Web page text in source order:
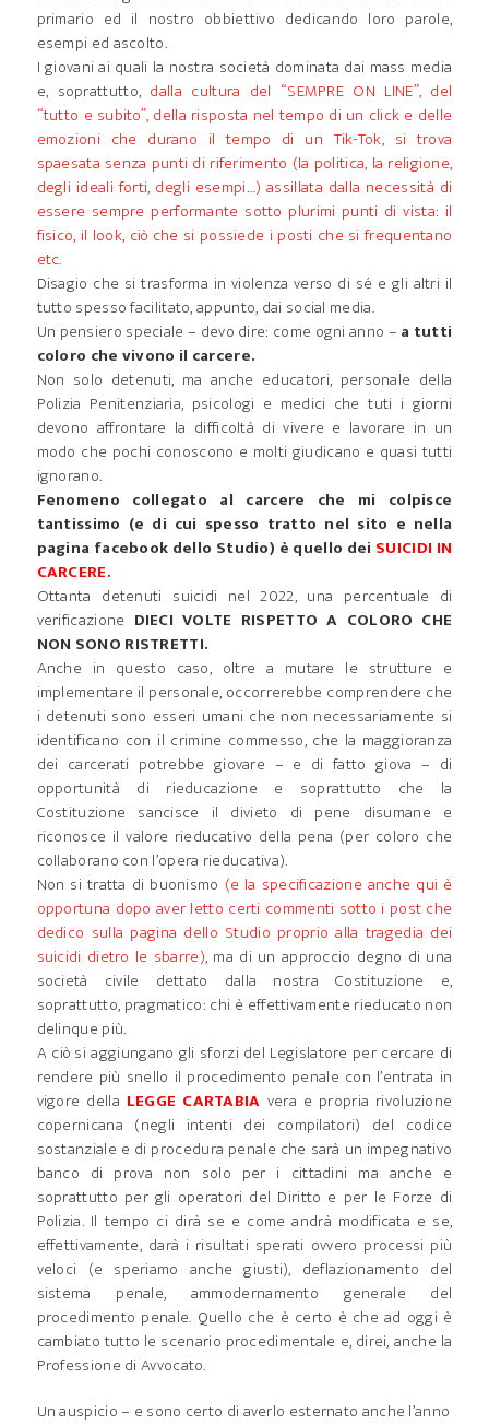
primario ed il nostro obbiettivo dedicando loro parole,
esempi ed ascolto.
I giovani ai quali la nostra società dominata dai mass media
e, soprattutto, dalla cultura del “SEMPRE ON LINE”, del
“tutto e subito”, della risposta nel tempo di un click e delle
emozioni che durano il tempo di un Tik-Tok, si trova
spaesata senza punti di riferimento (la politica, la religione,
degli ideali forti, degli esempi…) assillata dalla necessità di
essere sempre performante sotto plurimi punti di vista: il
fisico, il look, ciò che si possiede i posti che si frequentano
etc.
Disagio che si trasforma in violenza verso di sé e gli altri il
tutto spesso facilitato, appunto, dai social media.
Un pensiero speciale – devo dire: come ogni anno – a tutti
coloro che vivono il carcere.
Non solo detenuti, ma anche educatori, personale della
Polizia Penitenziaria, psicologi e medici che tuti i giorni
devono affrontare la difficoltà di vivere e lavorare in un
modo che pochi conoscono e molti giudicano e quasi tutti
ignorano.
Fenomeno collegato al carcere che mi colpisce
tantissimo (e di cui spesso tratto nel sito e nella
pagina facebook dello Studio) è quello dei SUICIDI IN
CARCERE.
Ottanta detenuti suicidi nel 2022, una percentuale di
verificazione DIECI VOLTE RISPETTO A COLORO CHE
NON SONO RISTRETTI.
Anche in questo caso, oltre a mutare le strutture e
implementare il personale, occorrerebbe comprendere che
i detenuti sono esseri umani che non necessariamente si
identificano con il crimine commesso, che la maggioranza
dei carcerati potrebbe giovare – e di fatto giova – di
opportunità di rieducazione e soprattutto che la
Costituzione sancisce il divieto di pene disumane e
riconosce il valore rieducativo della pena (per coloro che
collaborano con l’opera rieducativa).
Non si tratta di buonismo (e la specificazione anche qui è
opportuna dopo aver letto certi commenti sotto i post che
dedico sulla pagina dello Studio proprio alla tragedia dei
suicidi dietro le sbarre), ma di un approccio degno di una
società civile dettato dalla nostra Costituzione e,
soprattutto, pragmatico: chi è effettivamente rieducato non
delinque più.
A ciò si aggiungano gli sforzi del Legislatore per cercare di
rendere più snello il procedimento penale con l’entrata in
vigore della LEGGE CARTABIA vera e propria rivoluzione
copernicana (negli intenti dei compilatori) del codice
sostanziale e di procedura penale che sarà un impegnativo
banco di prova non solo per i cittadini ma anche e
soprattutto per gli operatori del Diritto e per le Forze di
Polizia. Il tempo ci dirà se e come andrà modificata e se,
effettivamente, darà i risultati sperati ovvero processi più
veloci (e speriamo anche giusti), deflazionamento del
sistema penale, ammodernamento generale del
procedimento penale. Quello che è certo è che ad oggi è
cambiato tutto le scenario procedimentale e, direi, anche la
Professione di Avvocato.
Un auspicio – e sono certo di averlo esternato anche l’anno